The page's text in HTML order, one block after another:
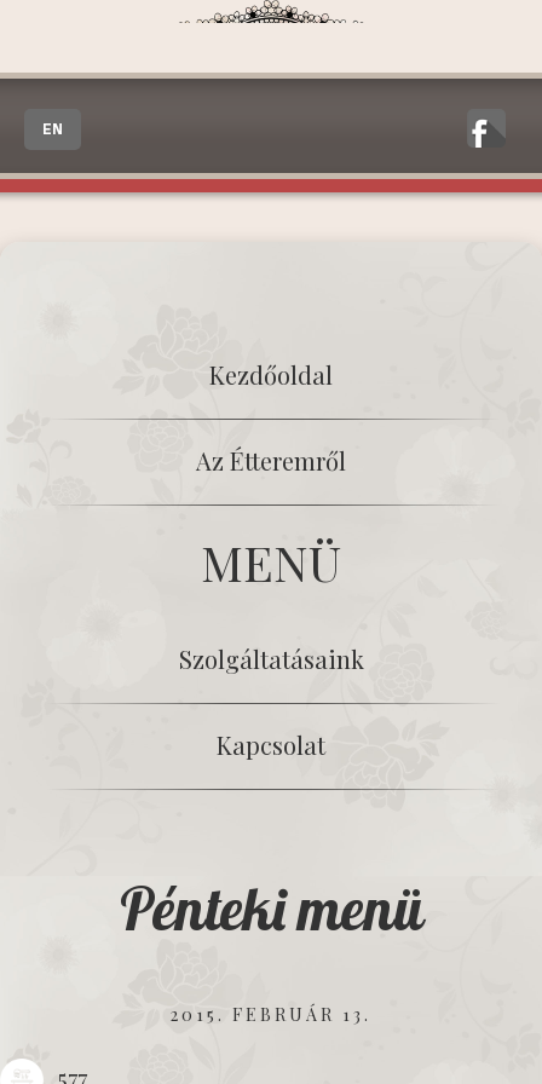
EN
Kezdőoldal
Az Étteremről
MENÜ
Szolgáltatásaink
Kapcsolat
Pénteki menü
2015. FEBRUÁR 13.
577